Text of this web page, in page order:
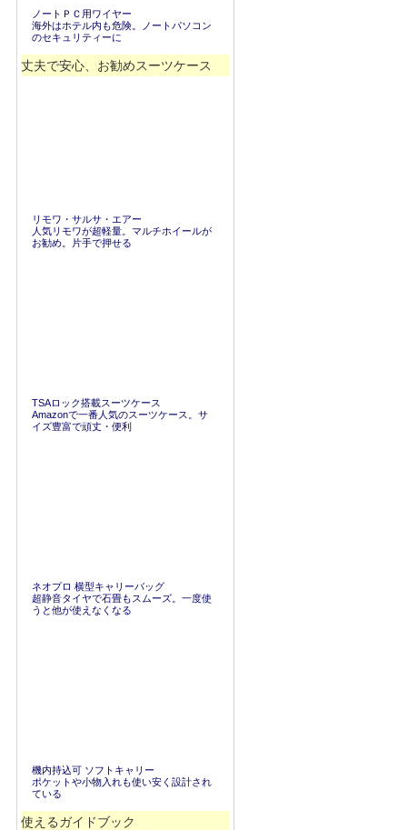
ノートＰＣ用ワイヤー
海外はホテル内も危険。ノートパソコン
のセキュリティーに
丈夫で安心、お勧めスーツケース
リモワ・サルサ・エアー
人気リモワが超軽量。マルチホイールが
お勧め。片手で押せる
TSAロック搭載スーツケース
Amazonで一番人気のスーツケース。サ
イズ豊富で頑丈・便利
ネオプロ 横型キャリーバッグ
超静音タイヤで石畳もスムーズ。一度使
うと他が使えなくなる
機内持込可 ソフトキャリー
ポケットや小物入れも使い安く設計され
ている
使えるガイドブック